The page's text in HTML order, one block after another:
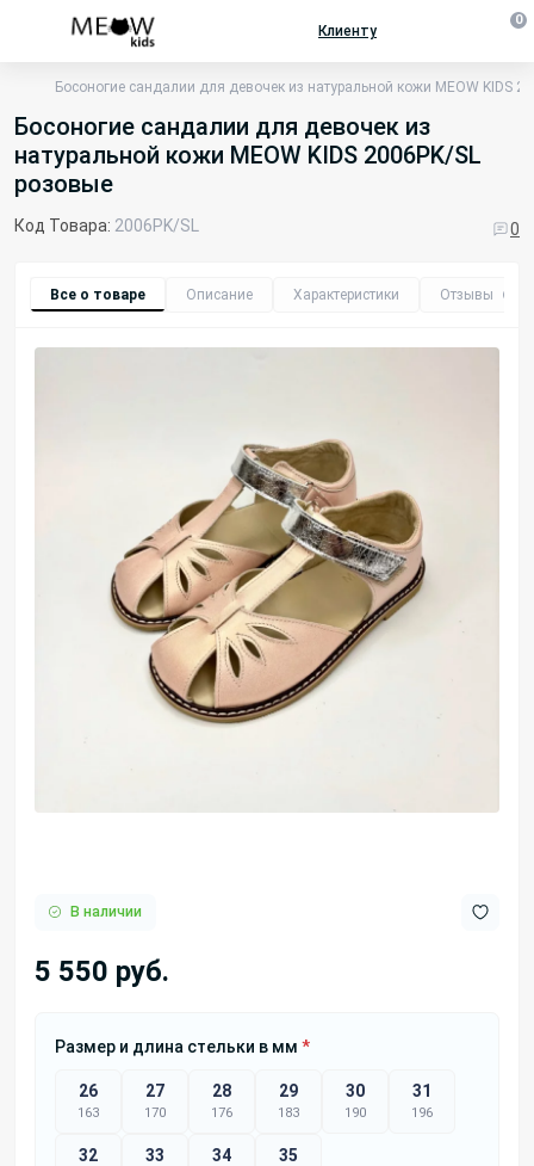
Клиенту
0
Босоногие сандалии для девочек из натуральной кожи MEOW KIDS
Босоногие сандалии для девочек из
натуральной кожи MEOW KIDS 2006PK/SL
розовые
Код Товара: 2006PK/SL 0
Все о товаре Описание Характеристики Отзывы
В наличии
5 550 руб.
Размер и длина стельки в мм *
26
163
27
170
28
176
29
183
30
190
31
196
32 33 34 35